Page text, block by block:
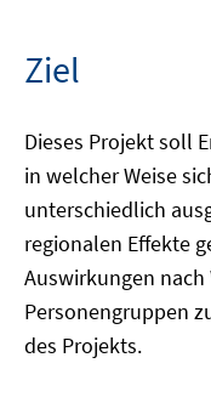
Ziel
Dieses Projekt soll
in welcher Weise
unterschiedlich
regionalen Effekte
Auswirkungen
Personengruppen
des Projekts.